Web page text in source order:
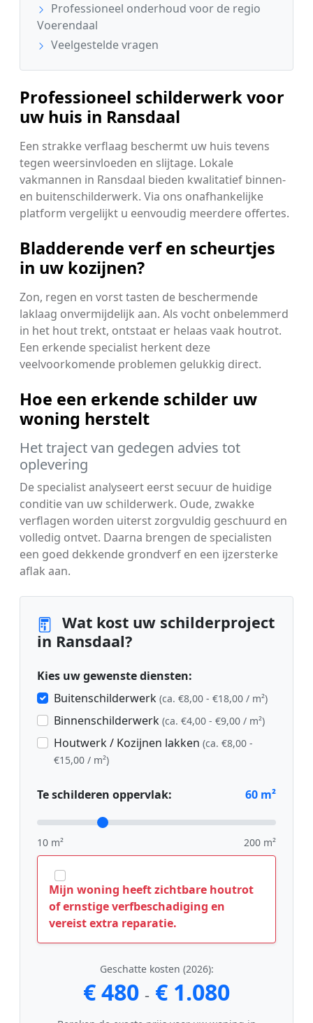
Professioneel onderhoud voor de regio
Voerendaal
Veelgestelde vragen
Professioneel schilderwerk voor
uw huis in Ransdaal
Een strakke verflaag beschermt uw huis tevens
tegen weersinvloeden en slijtage. Lokale
vakmannen in Ransdaal bieden kwalitatief binnen-
en buitenschilderwerk. Via ons onafhankelijke
platform vergelijkt u eenvoudig meerdere offertes.
Bladderende verf en scheurtjes
in uw kozijnen?
Zon, regen en vorst tasten de beschermende
laklaag onvermijdelijk aan. Als vocht onbelemmerd
in het hout trekt, ontstaat er helaas vaak houtrot.
Een erkende specialist herkent deze
veelvoorkomende problemen gelukkig direct.
Hoe een erkende schilder uw
woning herstelt
Het traject van gedegen advies tot
oplevering
De specialist analyseert eerst secuur de huidige
conditie van uw schilderwerk. Oude, zwakke
verflagen worden uiterst zorgvuldig geschuurd en
volledig ontvet. Daarna brengen de specialisten
een goed dekkende grondverf en een ijzersterke
aflak aan.
Wat kost uw schilderproject
in Ransdaal?
Kies uw gewenste diensten:
Buitenschilderwerk (ca. €8,00 - €18,00 / m²)
Binnenschilderwerk (ca. €4,00 - €9,00 / m²)
Houtwerk / Kozijnen lakken (ca. €8,00 -
€15,00 / m²)
Te schilderen oppervlak: 60 m²
10 m² 200 m²
Mijn woning heeft zichtbare houtrot
of ernstige verfbeschadiging en
vereist extra reparatie.
Geschatte kosten (2026):
€ 480 - € 1.080